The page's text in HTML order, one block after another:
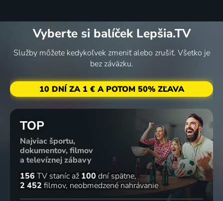
Vyberte si balíček Lepšia.TV
Služby môžete kedykoľvek zmeniť alebo zrušiť. Všetko je
bez záväzku.
10 DNÍ ZA 1 € A POTOM 50% ZĽAVA
TOP
Najviac športu,
dokumentov, filmov
a televíznej zábavy
156 TV staníc až 100 dní spätne
2 452 filmov neobmedzené nahrávanie